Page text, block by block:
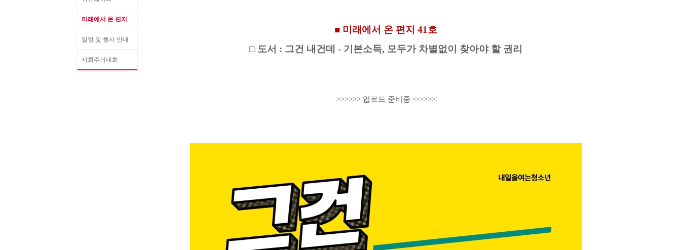
미래에서 온 편지
일정 및 행사 안내
사회주의대회
■ 미래에서 온 편지 41호
□ 도서 : 그건 내건데 - 기본소득, 모두가 차별없이 찾아야 할 권리
>>>>>> 업로드 준비중 <<<<<<